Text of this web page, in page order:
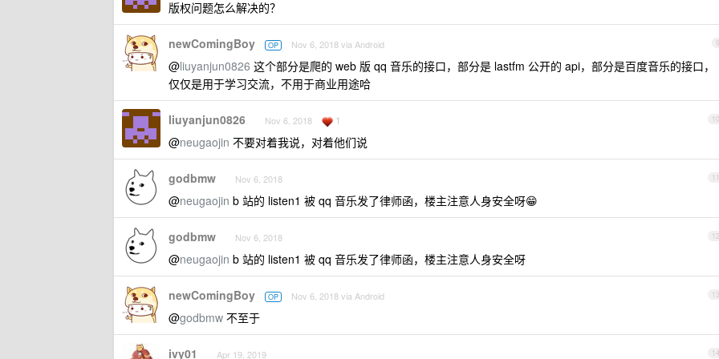
版权问题怎么解决的？
9
newComingBoy OP Nov 6, 2018 via Android
@liuyanjun0826 这个部分是爬的 web 版 qq 音乐的接口，部分是 lastfm 公开的 api，部分是百度音乐的接口，
仅仅是用于学习交流，不用于商业用途哈
10
liuyanjun0826 Nov 6, 2018 1
@neugaojin 不要对着我说，对着他们说
11
godbmw Nov 6, 2018
@neugaojin b 站的 listen1 被 qq 音乐发了律师函，楼主注意人身安全呀😁
12
godbmw Nov 6, 2018
@neugaojin b 站的 listen1 被 qq 音乐发了律师函，楼主注意人身安全呀
13
newComingBoy OP Nov 6, 2018 via Android
@godbmw 不至于
14
ivy01 Apr 19, 2019